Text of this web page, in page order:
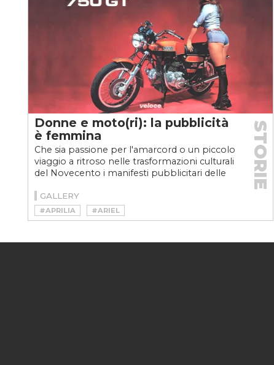
Donne e moto(ri): la pubblicità
è femmina
Che sia passione per l'amarcord o un piccolo
viaggio a ritroso nelle trasformazioni culturali
del Novecento i manifesti pubblicitari delle
STORIE
GALLERY
#APRILIA
#ARIEL
#BABBO NATALE IN VESPA
#BSA BANTAM